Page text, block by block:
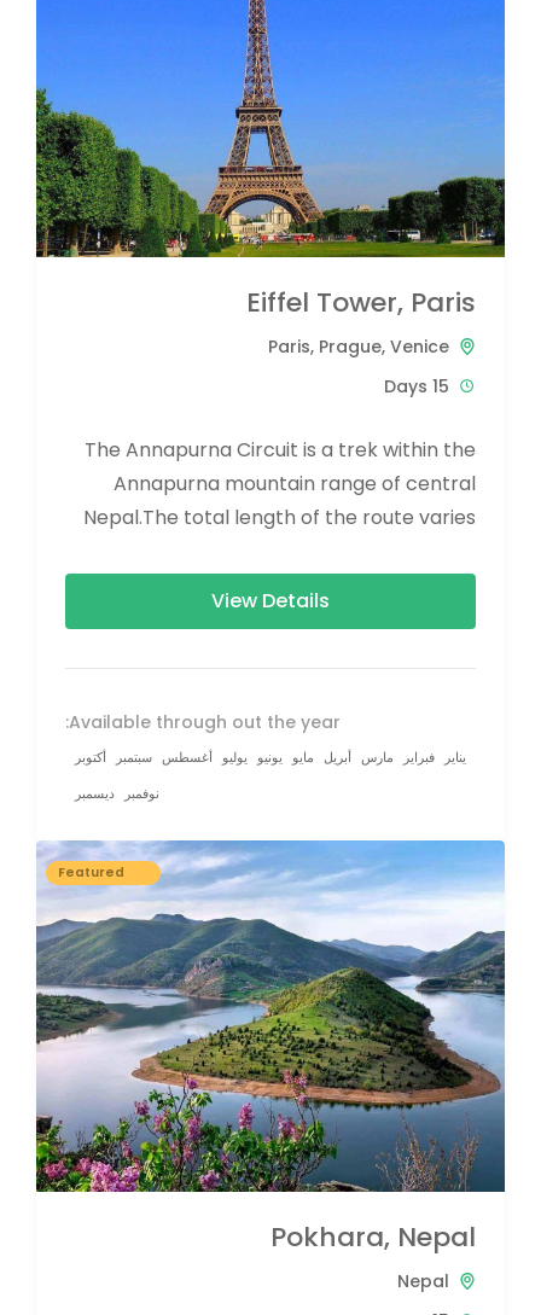
Eiffel Tower, Paris
Paris, Prague, Venice
15 Days
The Annapurna Circuit is a trek within the
Annapurna mountain range of central
Nepal.The total length of the route varies
View Details
Available through out the year:
يناير فبراير مارس أبريل مايو يونيو يوليو أغسطس سبتمبر
أكتوبر
نوفمبر
ديسمبر
Featured
Pokhara, Nepal
Nepal